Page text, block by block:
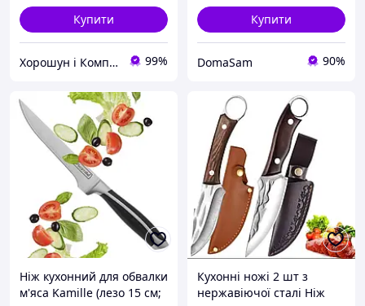
Купити
Хорошун і Компанія 99%
Купити
DomaSam 90%
Ніж кухонний для обвалки
м'яса Kamille (лезо 15 см;
Кухонні ножі 2 шт з
нержавіючої сталі Ніж